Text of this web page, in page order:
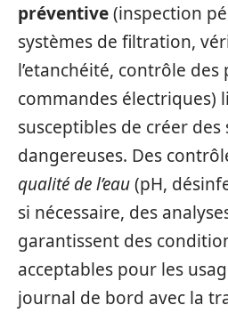
préventive(inspection
systèmes de filtration,
l’etanchéité, contrôle
commandes électriques)
susceptibles de créer
dangereuses. Des
qualité de l’eau(pH,
si nécessaire, des
garantissent des
acceptables pour les
journal de bord avec la